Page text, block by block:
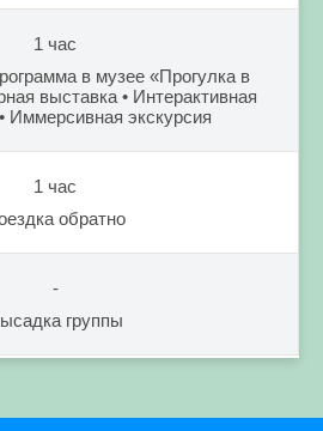
1 час
в музее «Прогулка в
выставка • Интерактивная
Иммерсивная экскурсия
1 час
обратно
-
группы